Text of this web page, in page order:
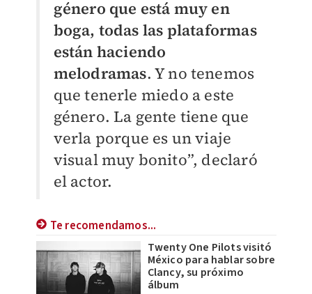
género que está muy en
boga, todas las plataformas
están haciendo
melodramas. Y no tenemos
que tenerle miedo a este
género. La gente tiene que
verla porque es un viaje
visual muy bonito”, declaró
el actor.
Te recomendamos...
Twenty One Pilots visitó
México para hablar sobre
Clancy, su próximo
álbum